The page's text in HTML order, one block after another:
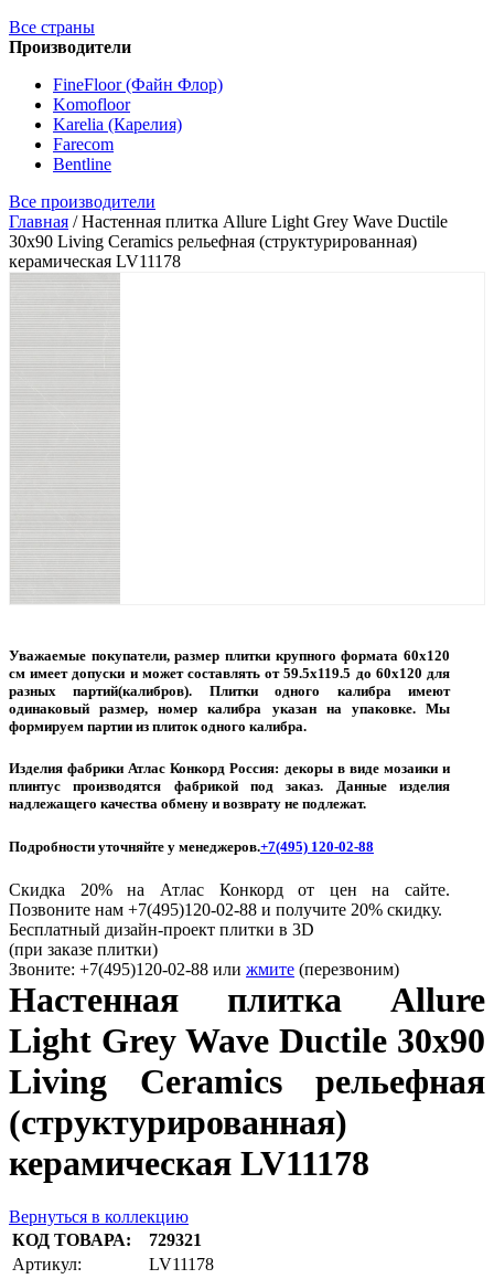
Все страны
Производители
FineFloor (Файн Флор)
Komofloor
Karelia (Карелия)
Farecom
Bentline
Все производители
Главная /Настенная плитка Allure Light Grey Wave Ductile
30х90 Living Ceramics рельефная (структурированная)
керамическая LV11178
Уважаемые покупатели, размер плитки крупного формата 60х120
см имеет допуски и может составлять от 59.5х119.5 до 60х120 для
разных партий(калибров). Плитки одного калибра имеют
одинаковый размер, номер калибра указан на упаковке. Мы
формируем партии из плиток одного калибра.
Изделия фабрики Атлас Конкорд Россия: декоры в виде мозаики и
плинтус производятся фабрикой под заказ. Данные изделия
надлежащего качества обмену и возврату не подлежат.
Подробности уточняйте у менеджеров.+7(495) 120-02-88
Скидка 20% на Атлас Конкорд от цен на сайте.
Позвоните нам +7(495)120-02-88 и получите 20% скидку.
Бесплатный дизайн-проект плитки в 3D
(при заказе плитки)
Звоните: +7(495)120-02-88 или жмите (перезвоним)
Настенная плитка Allure
Light Grey Wave Ductile 30х90
Living Ceramics рельефная
(структурированная)
керамическая LV11178
Вернуться в коллекцию
КОД ТОВАРА:
729321
Артикул:
LV11178